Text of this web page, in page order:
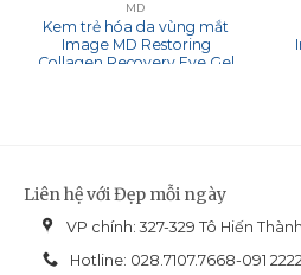
MD
Kem trẻ hóa da vùng mắt
Image MD Restoring
Collagen Recovery Eye Gel
Liên hệ với Đẹp mỗi ngày
VP chính: 327-329 Tô Hiến
Hotline: 028.7107.7668-091